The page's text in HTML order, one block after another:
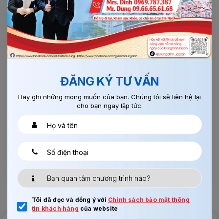
Thi tuyển ngay khi có form
Hình thức: Phỏng vấn online
✈️ THỜI GIAN XUẤT CẢNH
⭐ THÔNG TIN NỔI BẬT
✔ Công việc ổn định
✔ Không yêu cầu bằng cấp cao
✔ Phù hợp ứng viên đã có kinh nghiệm
✔ Môi trường làm việc nông nghiệp sạch
👉 Liên hệ đăng ký ngay để giữ form sớm!
ĐĂNG KÝ TƯ VẤN
Hãy ghi những mong muốn của bạn. Chúng tôi sẽ liên hệ lại
cho bạn ngay lập tức.
Tôi đã đọc và đồng ý với Chính sách bảo mật thông
tin khách hàng của website